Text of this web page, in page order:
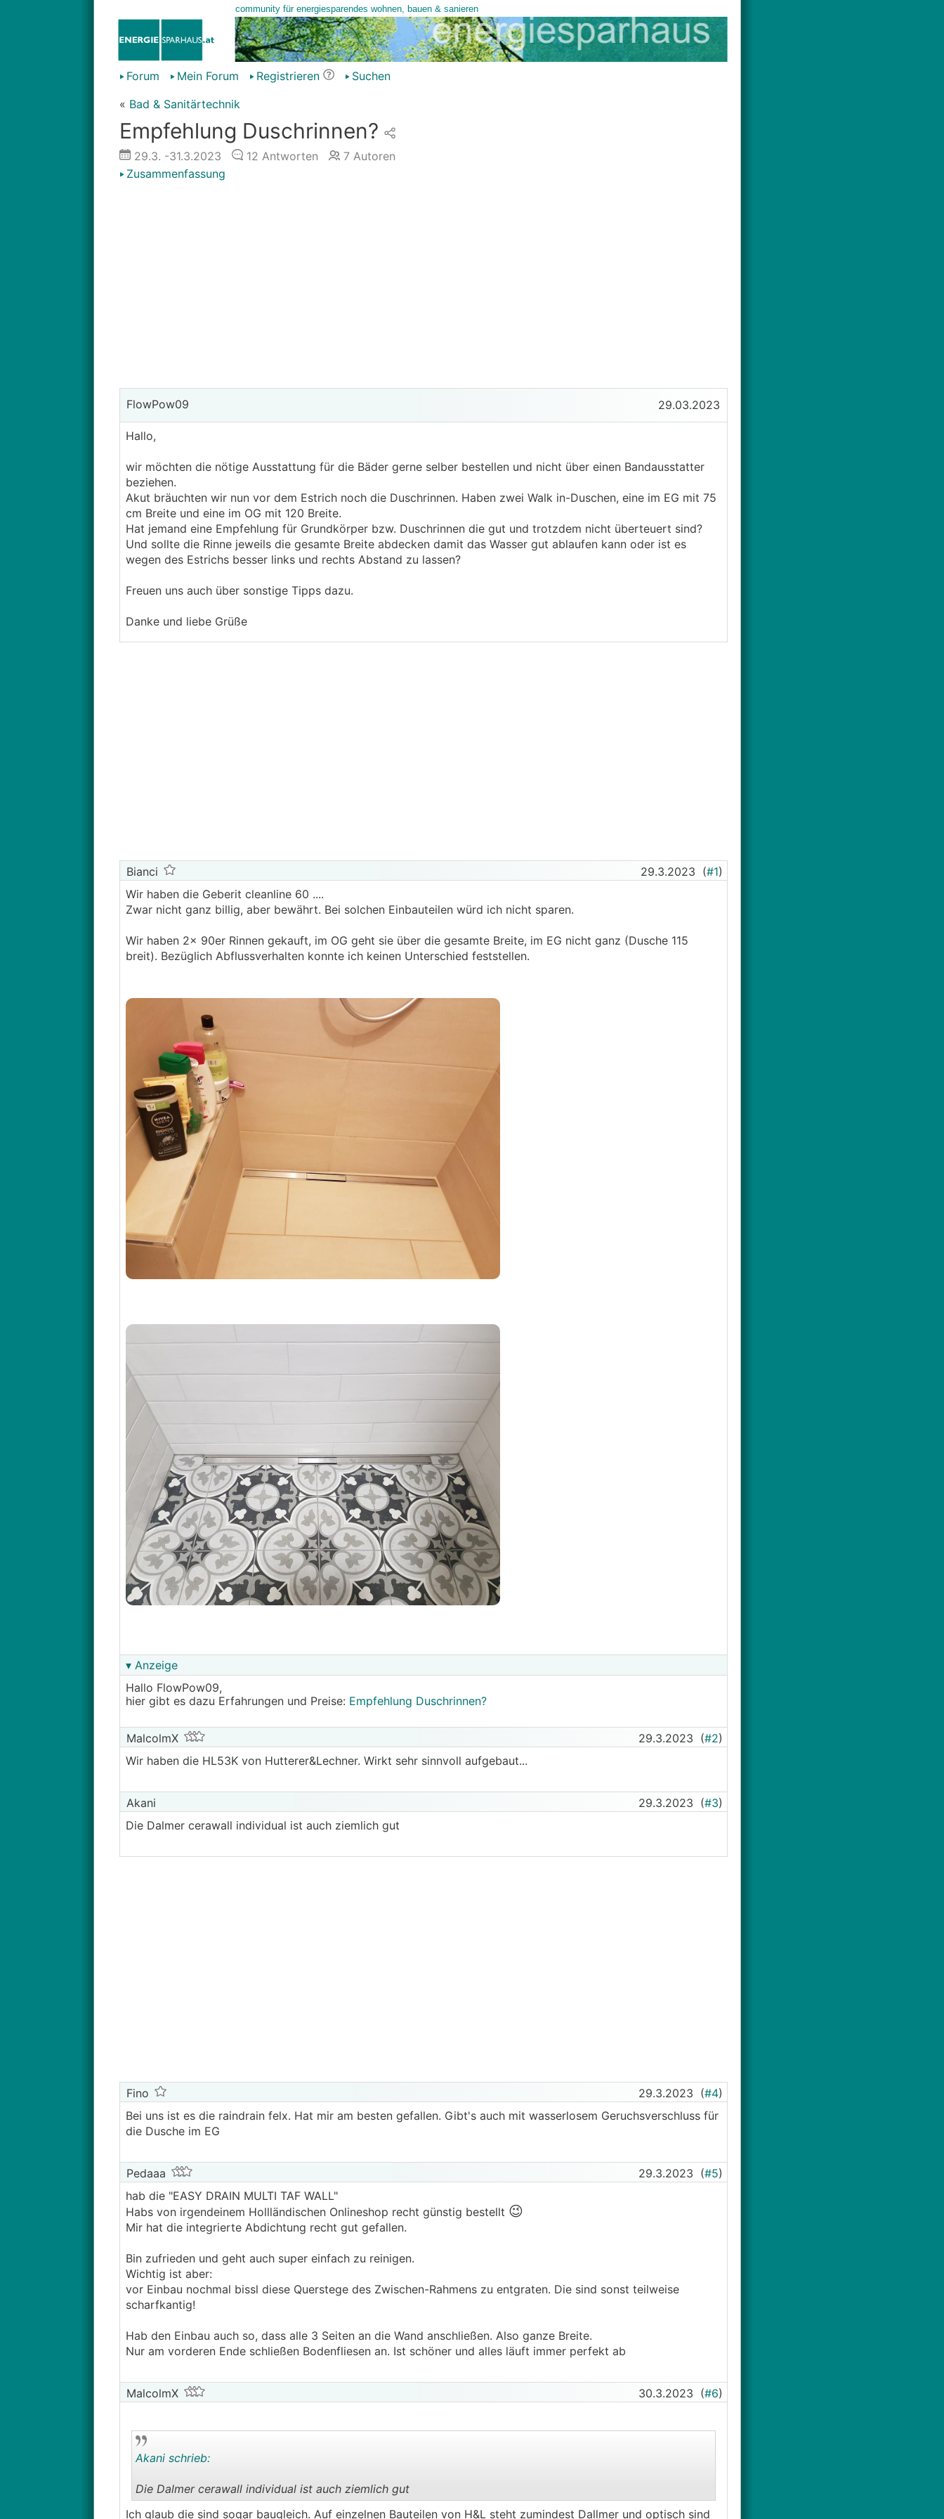
Forum Mein Forum Registrieren
Suchen
« Bad & Sanitärtechnik
Empfehlung Duschrinnen?
29.3. -31.3.2023 12 Antworten 7Autoren
Zusammenfassung
FlowPow09 29.03.2023
Hallo,
wir möchten die nötige Ausstattung für die Bäder gerne selber bestellen und nicht über einen Bandausstatter
beziehen.
Akut bräuchten wir nun vor dem Estrich noch die Duschrinnen. Haben zwei Walk in-Duschen, eine im EG mit 75
cm Breite und eine im OG mit 120 Breite.
Hat jemand eine Empfehlung für Grundkörper bzw. Duschrinnen die gut und trotzdem nicht überteuert sind?
Und sollte die Rinne jeweils die gesamte Breite abdecken damit das Wasser gut ablaufen kann oder ist es
wegen des Estrichs besser links und rechts Abstand zu lassen?
Freuen uns auch über sonstige Tipps dazu.
Danke und liebe Grüße
Bianci 29.3.2023 (#1)
Wir haben die Geberit cleanline 60 ....
Zwar nicht ganz billig, aber bewährt. Bei solchen Einbauteilen würd ich nicht sparen.
Wir haben 2x 90er Rinnen gekauft, im OG geht sie über die gesamte Breite, im EG nicht ganz (Dusche 115
breit). Bezüglich Abflussverhalten konnte ich keinen Unterschied feststellen.
▾ Anzeige
Hallo FlowPow09,
hier gibt es dazu Erfahrungen und Preise: Empfehlung Duschrinnen?
MalcolmX 29.3.2023 (#2)
Wir haben die HL53K von Hutterer&Lechner. Wirkt sehr sinnvoll aufgebaut...
Akani 29.3.2023 (#3)
Die Dalmer cerawall individual ist auch ziemlich gut
Fino 29.3.2023 (#4)
Bei uns ist es die raindrain felx. Hat mir am besten gefallen. Gibt's auch mit wasserlosem Geruchsverschluss für
die Dusche im EG
Pedaaa 29.3.2023 (#5)
hab die "EASY DRAIN MULTI TAF WALL"
Habs von irgendeinem Hollländischen Onlineshop recht günstig bestellt 😉
Mir hat die integrierte Abdichtung recht gut gefallen.
Bin zufrieden und geht auch super einfach zu reinigen.
Wichtig ist aber:
vor Einbau nochmal bissl diese Querstege des Zwischen-Rahmens zu entgraten. Die sind sonst teilweise
scharfkantig!
Hab den Einbau auch so, dass alle 3 Seiten an die Wand anschließen. Also ganze Breite.
Nur am vorderen Ende schließen Bodenfliesen an. Ist schöner und alles läuft immer perfekt ab
MalcolmX 30.3.2023 (#6)
..
Akani schrieb:
Die Dalmer cerawall individual ist auch ziemlich gut
Ich glaub die sind sogar baugleich. Auf einzelnen Bauteilen von H&L steht zumindest Dallmer und optisch sind